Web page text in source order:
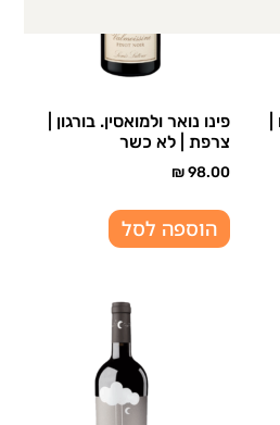
פינו נואר ולמואסין. בורגון |
צרפת | לא כשר
₪98.00
הוספה לסל